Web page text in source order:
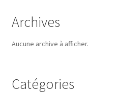
Archives
Aucune archive à afficher.
Catégories